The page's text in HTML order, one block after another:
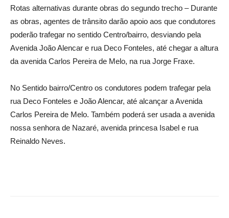
Rotas alternativas durante obras do segundo trecho – Durante
as obras, agentes de trânsito darão apoio aos que condutores
poderão trafegar no sentido Centro/bairro, desviando pela
Avenida João Alencar e rua Deco Fonteles, até chegar a altura
da avenida Carlos Pereira de Melo, na rua Jorge Fraxe.
No Sentido bairro/Centro os condutores podem trafegar pela
rua Deco Fonteles e João Alencar, até alcançar a Avenida
Carlos Pereira de Melo. Também poderá ser usada a avenida
nossa senhora de Nazaré, avenida princesa Isabel e rua
Reinaldo Neves.